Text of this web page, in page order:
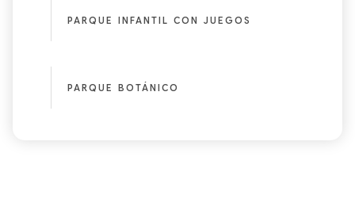
PARQUE INFANTIL CON JUEGOS
PARQUE BOTÁNICO